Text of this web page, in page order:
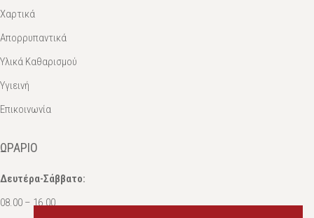
Χαρτικά
Απορρυπαντικά
Υλικά Καθαρισμού
Υγιεινή
Επικοινωνία
ΩΡΆΡΙΟ
Δευτέρα-Σάββατο:
08.00 – 16.00